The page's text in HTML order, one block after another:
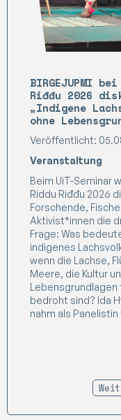
BIRGEJUPMI
Riđđu 2026
„Indigene
ohne
Veröffentlicht:
Veranstaltung
Beim UiT-Seminar
Riddu Riđđu 2026
Forschende,
Aktivist*innen die
Frage: Was
indigenes
wenn die Lachse,
Meere, die Kultur
Lebensgrundlagen
bedroht sind? Ida
nahm als Panelistin